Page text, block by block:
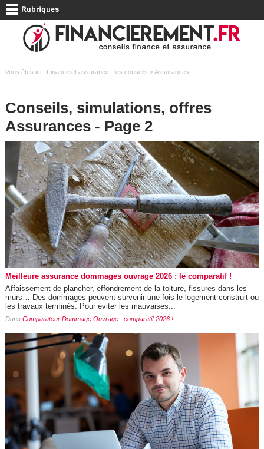
Vous êtes ici : Finance et assurance : les conseils > Assurances
Conseils, simulations, offres
Assurances - Page 2
Meilleure assurance dommages ouvrage 2026 : le comparatif !
Affaissement de plancher, effondrement de la toiture, fissures dans les
murs… Des dommages peuvent survenir une fois le logement construit ou
les travaux terminés. Pour éviter les mauvaises...
Dans Comparateur Dommage Ouvrage : comparatif 2026 !